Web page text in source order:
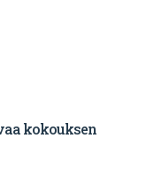
kokouksen